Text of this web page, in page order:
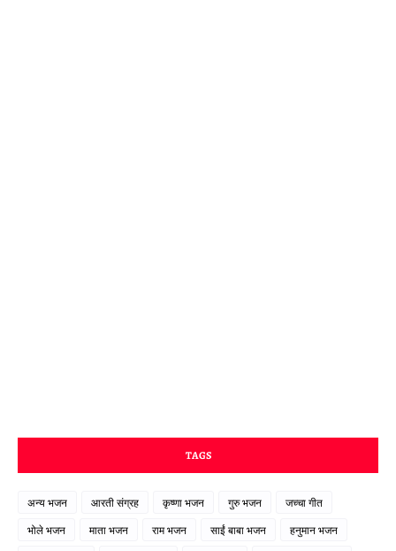
TAGS
अन्य भजन आरती संग्रह कृष्णा भजन गुरु भजन जच्चा गीत
भोले भजन माता भजन राम भजन साईं बाबा भजन हनुमान भजन